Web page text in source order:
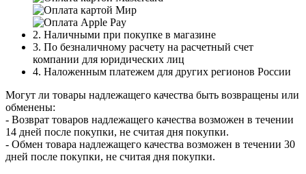
2. Наличными при покупке в магазине
3. По безналичному расчету на расчетный счет
компании для юридических лиц
4. Наложенным платежем для других регионов России
Могут ли товары надлежащего качества быть возвращены или
обменены:
- Возврат товаров надлежащего качества возможен в течении
14 дней после покупки, не считая дня покупки.
- Обмен товара надлежащего качества возможен в течении 30
дней после покупки, не считая дня покупки.